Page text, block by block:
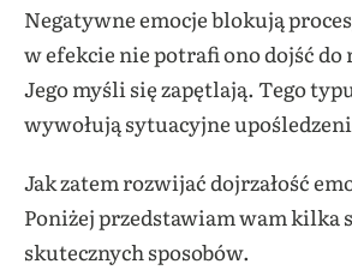
Negatywne emocje blokują
w efekcie nie potrafi ono dojść do
Jego myśli się zapętlają. Tego
wywołują sytuacyjne
Jak zatem rozwijać dojrzałość
Poniżej przedstawiam wam kilka
skutecznych sposobów.